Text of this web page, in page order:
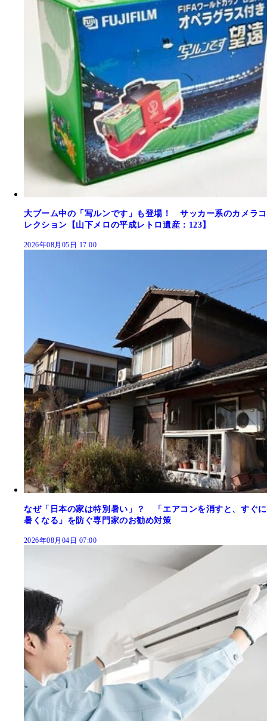
大ブーム中の「写ルンです」も登場！ サッカー系のカメラコ
レクション【山下メロの平成レトロ遺産：123】
2026年08月05日 17:00
なぜ「日本の家は特別暑い」？ 「エアコンを消すと、すぐに
暑くなる」を防ぐ専門家のお勧め対策
2026年08月04日 07:00